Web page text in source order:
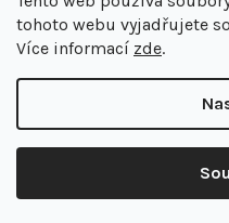
tohoto webu vyjadřujete
Více informací zde.
🏝️ Dáváme si letní pauzu.
podzim se na vás těšíme v
Copyright 2026